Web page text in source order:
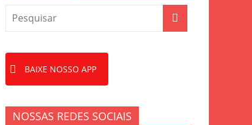
BAIXE NOSSO APP
NOSSAS REDES SOCIAIS